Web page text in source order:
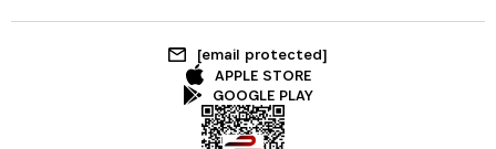
[email protected]
APPLE STORE
GOOGLE PLAY